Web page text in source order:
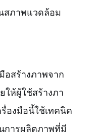
สภาพแวดล้อม
อสร้างภาพจาก
ให้ผู้ใช้สร้างภา
องมือนี้ใช้เทคนิค
การผลิตภาพที่มี